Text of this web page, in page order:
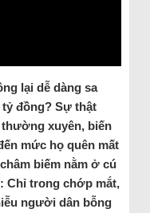
lại dễ dàng sa
đồng? Sự thật
xuyên, biến
mức họ quên mất
biếm nằm ở cú
Chỉ trong chớp mắt,
người dân bỗng